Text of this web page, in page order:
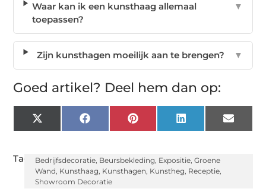
Waar kan ik een kunsthaag allemaal
toepassen?
▼
Zijn kunsthagen moeilijk aan te brengen? ▼
Goed artikel? Deel hem dan op:
X
(Twitter)
FacebookPinterest LinkedIn Email
Tags:Bedrijfsdecoratie, Beursbekleding, Expositie,Groene
Wand, Kunsthaag, Kunsthagen, Kunstheg, Receptie,
Showroom Decoratie